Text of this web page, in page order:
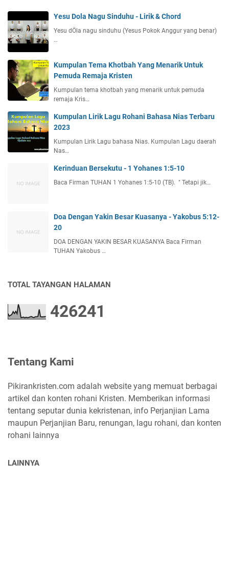
Yesu Dola Nagu Sinduhu - Lirik & Chord
Yesu dÖla nagu sinduhu (Yesus Pokok Anggur yang benar)
…
Kumpulan Tema Khotbah Yang Menarik Untuk
Pemuda Remaja Kristen
Kumpulan tema khotbah yang menarik untuk pemuda
remaja Kris…
Kumpulan Lirik Lagu Rohani Bahasa Nias Terbaru
2023
Kumpulan Lirik Lagu bahasa Nias. Kumpulan Lagu daerah
Nas…
Kerinduan Bersekutu - 1 Yohanes 1:5-10
Baca Firman TUHAN 1 Yohanes 1:5-10 (TB). " Tetapi jik…
Doa Dengan Yakin Besar Kuasanya - Yakobus 5:12-
20
DOA DENGAN YAKIN BESAR KUASANYA Baca Firman
TUHAN Yakobus …
TOTAL TAYANGAN HALAMAN
426241
Tentang Kami
Pikirankristen.com adalah website yang memuat berbagai
artikel dan konten rohani Kristen. Memberikan informasi
tentang seputar dunia kekristenan, info Perjanjian Lama
maupun Perjanjian Baru, renungan, lagu rohani, dan konten
rohani lainnya
LAINNYA